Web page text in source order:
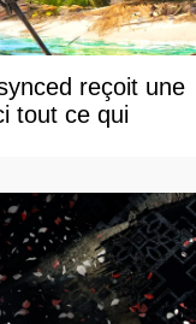
reçoit une
tout ce qui